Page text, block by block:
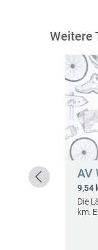
Weitere
AV
9,54
Die
km.